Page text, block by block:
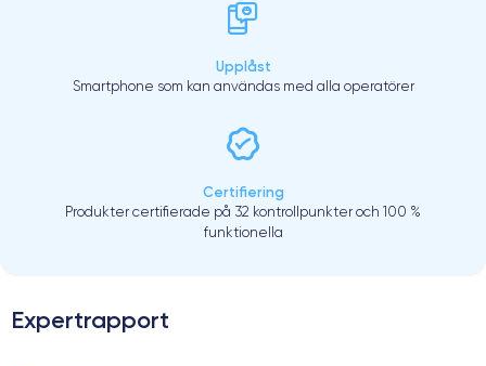
Upplåst
Smartphone som kan användas med alla operatörer
Certifiering
Produkter certifierade på 32 kontrollpunkter och 100 %
funktionella
Expertrapport